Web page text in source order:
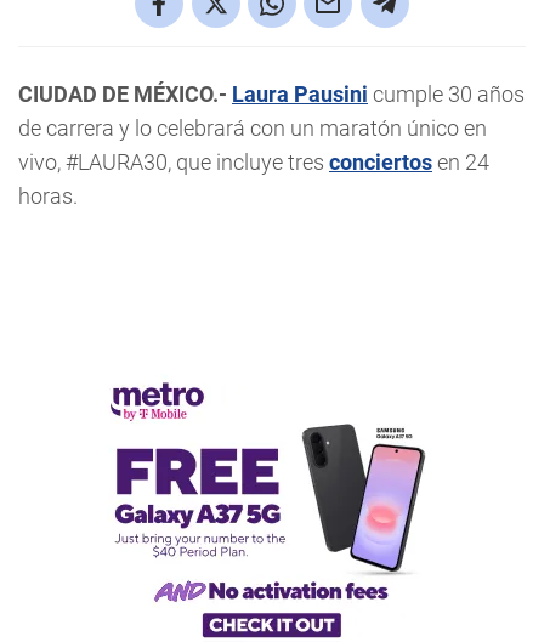
CIUDAD DE MÉXICO.- Laura Pausini cumple 30 años
de carrera y lo celebrará con un maratón único en
vivo, #LAURA30, que incluye tres conciertosen 24
horas.